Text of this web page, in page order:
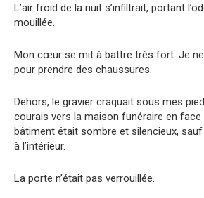
L’air froid de la nuit s’infiltrait, portant
mouillée.
Mon cœur se mit à battre très fort. Je ne
pour prendre des chaussures.
Dehors, le gravier craquait sous mes
courais vers la maison funéraire en face
bâtiment était sombre et silencieux,
à l’intérieur.
La porte n’était pas verrouillée.